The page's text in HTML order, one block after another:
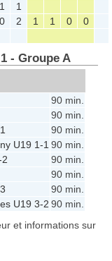
1
1
0 2 1 1 0
0
- Groupe A
90 min.
90 min.
90 min.
U19 1-1 90 min.
2
90 min.
90 min.
90 min.
U19 3-2 90 min.
et informations sur